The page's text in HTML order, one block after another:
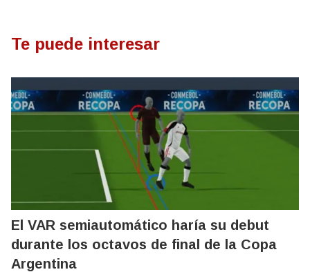
Te puede interesar
El VAR semiautomático haría su debut
durante los octavos de final de la Copa
Argentina